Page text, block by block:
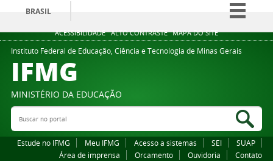
ACESSIBILIDADE ALTO CONTRASTE MAPA DO SITE
BRASIL
Simplifique!
Comunica BR
Legislação
Instituto Federal de Educação, Ciência e Tecnologia de Minas Gerais
IFMG
MINISTÉRIO DA EDUCAÇÃO
Buscar no portal
Estude no IFMG Meu IFMG Acesso a sistemas SEI
SUAP
Área de imprensa
Orcamento Ouvidoria Contato